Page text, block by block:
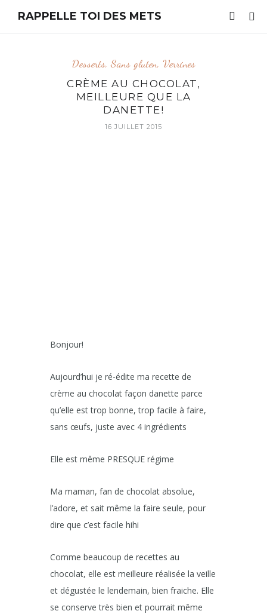
RAPPELLE TOI DES METS
Desserts,Sans gluten, Verrines
CRÈME AU CHOCOLAT,
MEILLEURE QUE LA
DANETTE!
16 JUILLET 2015
Bonjour!
Aujourd’hui je ré-édite ma recette de
crème au chocolat façon danette parce
qu’elle est trop bonne, trop facile à faire,
sans œufs, juste avec 4 ingrédients
Elle est même PRESQUE régime
Ma maman, fan de chocolat absolue,
l’adore, et sait même la faire seule, pour
dire que c’est facile hihi
Comme beaucoup de recettes au
chocolat, elle est meilleure réalisée la veille
et dégustée le lendemain, bien fraiche. Elle
se conserve très bien et pourrait même